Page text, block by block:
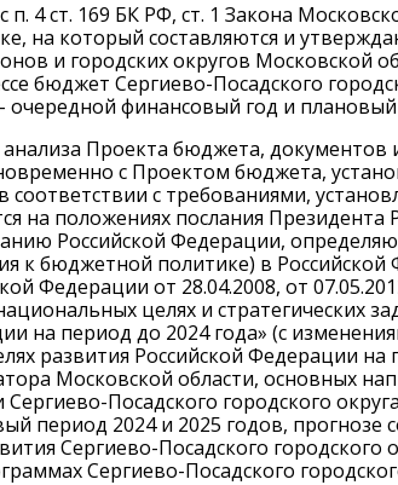
п. 4 ст. 169 БК РФ, ст. 1 Закона
на который составляются и
и городских округов Московской
бюджет Сергиево-Посадского
очередной финансовый год и
анализа Проекта бюджета, документов
с Проектом бюджета,
соответствии с требованиями,
на положениях послания Президента
Российской Федерации,
к бюджетной политике) в Российской
Федерации от 28.04.2008, от
целях и стратегических
на период до 2024 года» (с
развития Российской Федерации на
Московской области, основных
Посадского городского
период 2024 и 2025 годов, прогнозе
Сергиево-Посадского городского
Сергиево-Посадского